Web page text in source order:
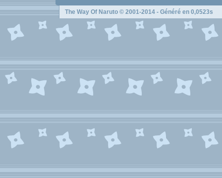
The Way Of Naruto © 2001-2014 - Généré en 0,0523s